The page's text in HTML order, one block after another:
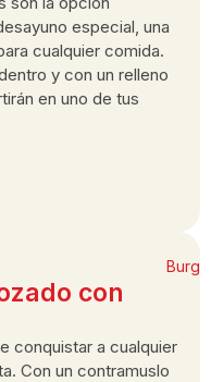
especial, una
cualquier comida.
y con un relleno
en uno de tus
con
conquistar a cualquier
Con un contramuslo